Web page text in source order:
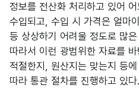
정보를 전산화 처리하고 있어
수입되고, 수입 시 가격은 얼마
등 상상하기 어려울 정도로 많
따라서 이런 광범위한 자료를
적절한지, 원산지는 맞는지 등
따라 통관 절차를 진행하고 있